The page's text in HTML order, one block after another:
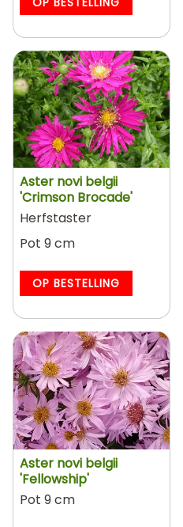
Aster novi belgii
'Crimson Brocade'
Herfstaster
Pot 9 cm
OP BESTELLING
Aster novi belgii
'Fellowship'
Pot 9 cm